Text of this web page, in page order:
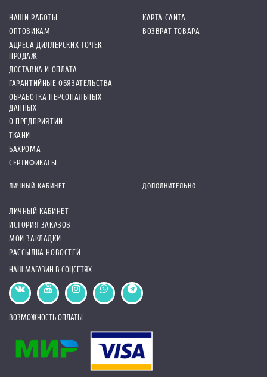
НАШИ РАБОТЫ
ОПТОВИКАМ
АДРЕСА ДИЛЛЕРСКИХ ТОЧЕК
ПРОДАЖ
ДОСТАВКА И ОПЛАТА
ГАРАНТИЙНЫЕ ОБЯЗАТЕЛЬСТВА
ОБРАБОТКА ПЕРСОНАЛЬНЫХ
ДАННЫХ
О ПРЕДПРИЯТИИ
ТКАНИ
БАХРОМА
СЕРТИФИКАТЫ
КАРТА САЙТА
ВОЗВРАТ ТОВАРА
ЛИЧНЫЙ КАБИНЕТ
ЛИЧНЫЙ КАБИНЕТ
ИСТОРИЯ ЗАКАЗОВ
МОИ ЗАКЛАДКИ
РАССЫЛКА НОВОСТЕЙ
ДОПОЛНИТЕЛЬНО
НАШ МАГАЗИН В СОЦСЕТЯХ
ВОЗМОЖНОСТЬ ОПЛАТЫ